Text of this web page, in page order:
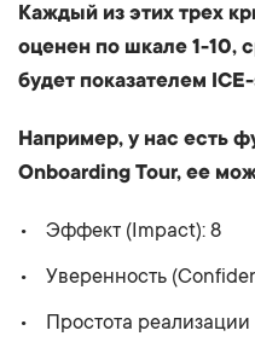
Каждый из этих трех
оценен по шкале 1-10,
будет показателем
Например, у нас есть
Onboarding Tour, ее
Эффект (Impact): 8
Уверенность
Простота реализации